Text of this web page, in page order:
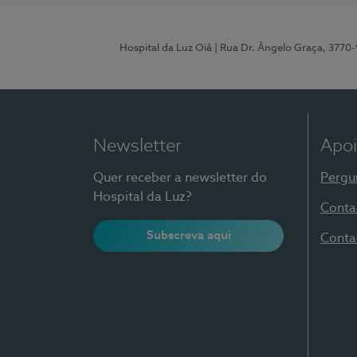
Hospital da Luz Oiã | Rua Dr. Ângelo Graça,
Newsletter
Quer receber a newsletter do
Hospital da Luz?
Subscreva aqui